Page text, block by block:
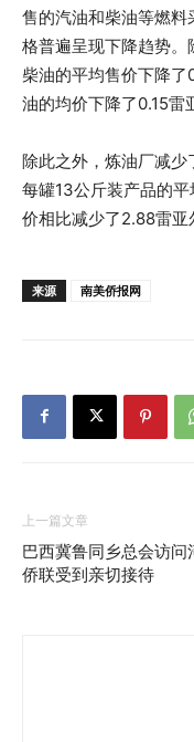
售的汽油和柴油等燃
格普遍呈现下降趋势
柴油的平均售价下降
油的均价下降了0.15雷
除此之外，炼油厂减少
每罐13公斤装产品的
价相比减少了2.88雷亚
来源 南美侨报网
上一篇文章
巴西冀鲁同乡总会访问
侨联受到亲切接待